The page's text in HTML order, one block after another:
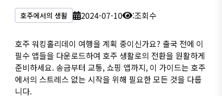
호주에서의 생활 2024-07-10 :조회수
호주 워킹홀리데이 여행을 계획 중이신가요? 출국 전에 이
필수 앱들을 다운로드하여 호주 생활로의 전환을 원활하게
준비하세요. 송금부터 교통, 쇼핑 앱까지, 이 가이드는 호주
에서의 스트레스 없는 시작을 위해 필요한 모든 것을 다룹
니다.